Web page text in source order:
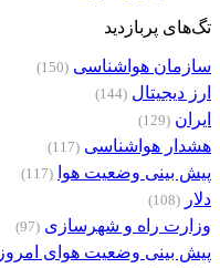
تگ‌های پربازدید
سازمان هواشناسی (150)
ارز دیجیتال (144)
ایران (129)
هشدار هواشناسی (117)
پیش بینی وضعیت هوا (117)
دلار (108)
وزارت راه و شهرسازی (97)
پیش بینی وضعیت هوای امروز